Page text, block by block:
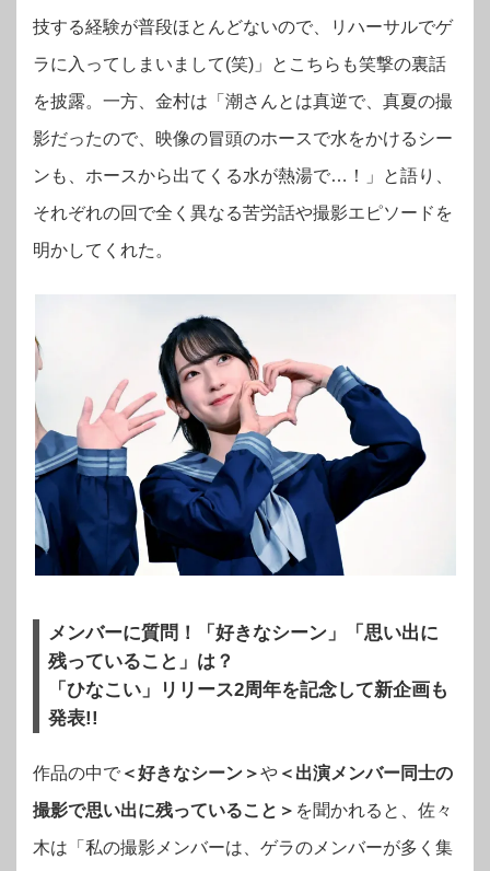
技する経験が普段ほとんどないので、リハーサルでゲ
ラに入ってしまいまして(笑)」とこちらも笑撃の裏話
を披露。一方、金村は「潮さんとは真逆で、真夏の撮
影だったので、映像の冒頭のホースで水をかけるシー
ンも、ホースから出てくる水が熱湯で…！」と語り、
それぞれの回で全く異なる苦労話や撮影エピソードを
明かしてくれた。
メンバーに質問！「好きなシーン」「思い出に
残っていること」は？
「ひなこい」リリース2周年を記念して新企画も
発表!!
作品の中で ＜好きなシーン＞や ＜出演メンバー同士の
撮影で思い出に残っていること＞ を聞かれると、佐々
木は「私の撮影メンバーは、ゲラのメンバーが多く集